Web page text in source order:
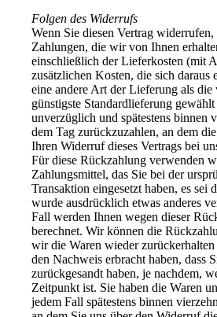
Folgen des Widerrufs
Wenn Sie diesen Vertrag
Zahlungen, die wir von Ihnen
einschließlich der Lieferkosten (mit
zusätzlichen Kosten, die sich daraus
eine andere Art der Lieferung als die
günstigste Standardlieferung gewählt
unverzüglich und spätestens binnen
dem Tag zurückzuzahlen, an dem
Ihren Widerruf dieses Vertrags bei
Für diese Rückzahlung verwenden
Zahlungsmittel, das Sie bei der
Transaktion eingesetzt haben, es sei
wurde ausdrücklich etwas anderes
Fall werden Ihnen wegen dieser
berechnet. Wir können die
wir die Waren wieder zurückerhalten
den Nachweis erbracht haben, dass
zurückgesandt haben, je nachdem,
Zeitpunkt ist. Sie haben die Waren
jedem Fall spätestens binnen